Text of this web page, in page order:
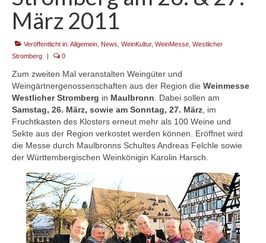
Kontakt
März 2011
Veröffentlicht in: Allgemein News WeinKultur, WeinMesse Westlicher
Stromberg
| 0
Zum zweiten Mal veranstalten Weingüter und
Weingärtnergenossenschaften aus der Region die Weinmesse
Westlicher Stromberg in Maulbronn . Dabei sollen am
Samstag, 26. März, sowie am Sonntag, 27. März , im
Fruchtkasten des Klosters erneut mehr als 100 Weine und
Sekte aus der Region verkostet werden können. Eröffnet wird
die Messe durch Maulbronns Schultes Andreas Felchle sowie
der Württembergischen Weinkönigin Karolin Harsch.